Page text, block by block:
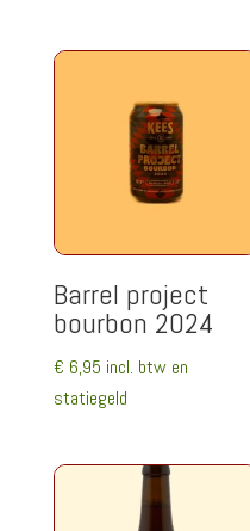
00
Barrel project
bourbon 2024
€ 6,95 incl. btw en
statiegeld